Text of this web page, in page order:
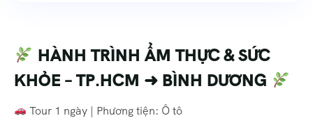
HÀNH TRÌNH ẨM THỰC & SỨC
KHỎE – TP.HCM ➜ BÌNH DƯƠNG
Tour 1 ngày | Phương tiện: Ô tô